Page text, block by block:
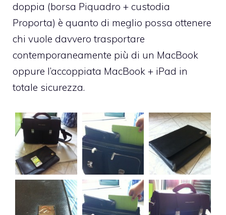
doppia (borsa Piquadro + custodia
Proporta) è quanto di meglio possa ottenere
chi vuole davvero trasportare
contemporaneamente più di un MacBook
oppure l’accoppiata MacBook + iPad in
totale sicurezza.